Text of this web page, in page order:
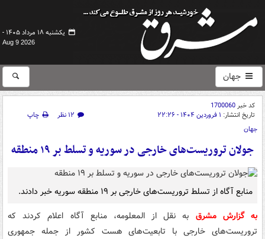
یکشنبه ۱۸ مرداد ۱۴۰۵ -
Aug 9 2026
جهان
کد خبر1700060
تاریخ انتشار: ۱ فروردین ۱۴۰۴ - ۲۲:۲۶ ۱۲ نظر
چاپ
جهان
جولان تروریست‌های خارجی در سوریه و تسلط بر ۱۹ منطقه
منابع آگاه از تسلط تروریست‌های خارجی بر ۱۹ منطقه سوریه خبر دادند.
به گزارش مشرق به نقل از المعلومه، منابع آگاه اعلام کردند که
تروریست‌های خارجی با تابعیت‌های هست کشور از جمله جمهوری